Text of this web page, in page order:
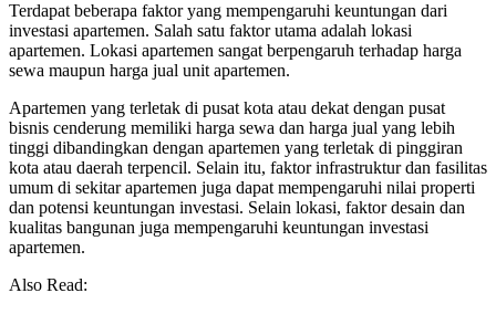
Terdapat beberapa faktor yang mempengaruhi keuntungan dari
investasi apartemen. Salah satu faktor utama adalah lokasi
apartemen. Lokasi apartemen sangat berpengaruh terhadap harga
sewa maupun harga jual unit apartemen.
Apartemen yang terletak di pusat kota atau dekat dengan pusat
bisnis cenderung memiliki harga sewa dan harga jual yang lebih
tinggi dibandingkan dengan apartemen yang terletak di pinggiran
kota atau daerah terpencil. Selain itu, faktor infrastruktur dan fasilitas
umum di sekitar apartemen juga dapat mempengaruhi nilai properti
dan potensi keuntungan investasi. Selain lokasi, faktor desain dan
kualitas bangunan juga mempengaruhi keuntungan investasi
apartemen.
Also Read: